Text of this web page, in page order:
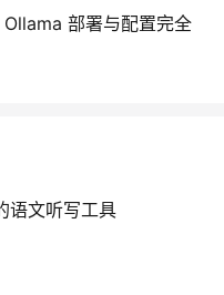
部署与配置完全
语文听写工具